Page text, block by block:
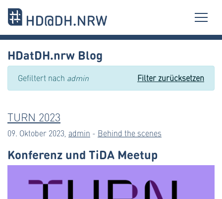
HDatDH.nrw Blog
Gefiltert nach admin Filter zurücksetzen
TURN 2023
09. Oktober 2023, admin - Behind the scenes
Konferenz und TiDA Meetup